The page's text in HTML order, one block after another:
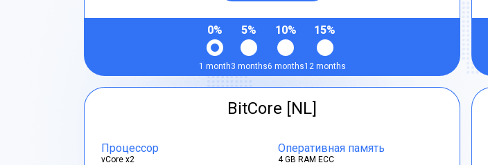
0%
1 month
5%
3 months
10%
6 months
15%
12 months
BitCore [NL]
Процессор
vCore x2
Оперативная память
4 GB RAM ECC